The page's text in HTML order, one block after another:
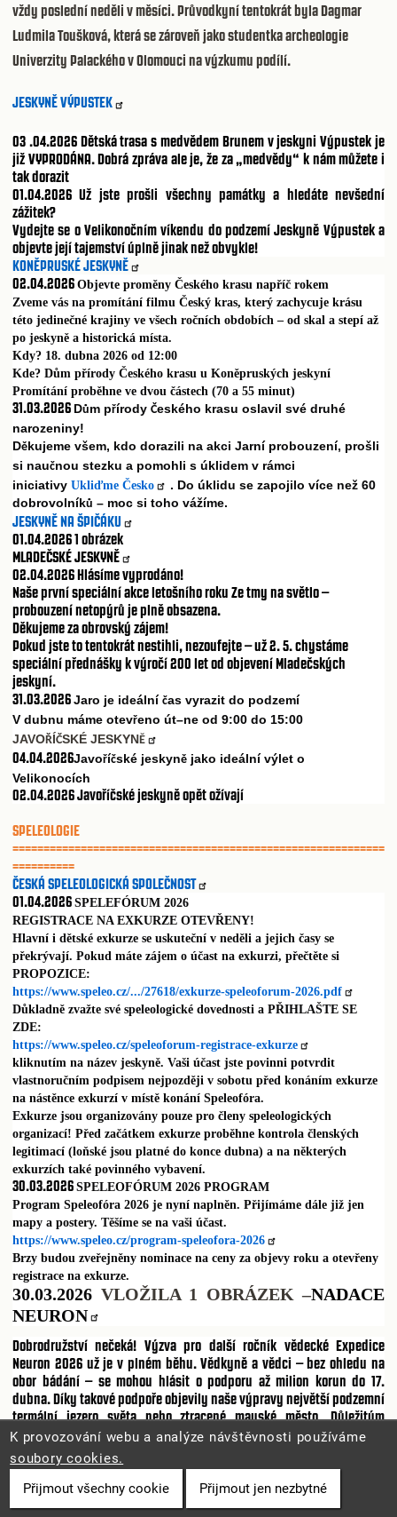
vždy poslední neděli v měsíci. Průvodkyní tentokrát byla Dagmar
Ludmila Toušková, která se zároveň jako studentka archeologie
Univerzity Palackého v Olomouci na výzkumu podílí.
JESKYNĚ VÝPUSTEK
03 .04.2026 Dětská trasa s medvědem Brunem v jeskyni Výpustek je
již VYPRODÁNA. Dobrá zpráva ale je, že za „medvědy“ k nám můžete i
tak dorazit
01.04.2026Už jste prošli všechny památky a hledáte nevšední
zážitek?
Vydejte se o Velikonočním víkendu do podzemí Jeskyně Výpustek a
objevte její tajemství úplně jinak než obvykle!
KONĚPRUSKÉ JESKYNĚ
02.04.2026 Objevte proměny Českého krasu napříč rokem
Zveme vás na promítání filmu Český kras, který zachycuje krásu
této jedinečné krajiny ve všech ročních obdobích – od skal a stepí až
po jeskyně a historická místa.
Kdy? 18. dubna 2026 od 12:00
Kde? Dům přírody Českého krasu u Koněpruských jeskyní
Promítání proběhne ve dvou částech (70 a 55 minut)
31.03.2026 Dům přírody Českého krasu oslavil své druhé
narozeniny!
Děkujeme všem, kdo dorazili na akci Jarní probouzení, prošli
si naučnou stezku a pomohli s úklidem v rámci
iniciativy Ukliďme Česko
. Do úklidu se zapojilo více než 60
dobrovolníků – moc si toho vážíme.
JESKYNĚ NA ŠPIČÁKU
01.04.20261 obrázek
MLADEČSKÉ JESKYNĚ
02.04.2026Hlásíme vyprodáno!
Naše první speciální akce letošního roku Ze tmy na světlo –
probouzení netopýrů je plně obsazena.
Děkujeme za obrovský zájem!
Pokud jste to tentokrát nestihli, nezoufejte – už 2. 5. chystáme
speciální přednášky k výročí 200 let od objevení Mladečských
jeskyní.
31.03.2026Jaro je ideální čas vyrazit do podzemí
V dubnu máme otevřeno út–ne od 9:00 do 15:00
JAVOŘÍČSKÉ JESKYNĚ
04.04.2026Javoříčské jeskyně jako ideální výlet o
Velikonocích
02.04.2026Javoříčské jeskyně opět ožívají
SPELEOLOGIE
============================================================
==========
ČESKÁ SPELEOLOGICKÁ SPOLEČNOST
01.04.2026 SPELEFÓRUM 2026
REGISTRACE NA EXKURZE OTEVŘENY!
Hlavní i dětské exkurze se uskuteční v neděli a jejich časy se
překrývají. Pokud máte zájem o účast na exkurzi, přečtěte si
PROPOZICE:
https://www.speleo.cz/.../27618/exkurze-speleoforum-2026.pdf
Důkladně zvažte své speleologické dovednosti a PŘIHLAŠTE SE
ZDE:
https://www.speleo.cz/speleoforum-registrace-exkurze
kliknutím na název jeskyně. Vaši účast jste povinni potvrdit
vlastnoručním podpisem nejpozději v sobotu před konáním exkurze
na nástěnce exkurzí v místě konání Speleofóra.
Exkurze jsou organizovány pouze pro členy speleologických
organizací! Před začátkem exkurze proběhne kontrola členských
legitimací (loňské jsou platné do konce dubna) a na některých
exkurzích také povinného vybavení.
30.03.2026 SPELEOFÓRUM 2026 PROGRAM
Program Speleofóra 2026 je nyní naplněn. Přijímáme dále již jen
mapy a postery. Těšíme se na vaši účast.
https://www.speleo.cz/program-speleofora-2026
Brzy budou zveřejněny nominace na ceny za objevy roku a otevřeny
registrace na exkurze.
30.03.2026 VLOŽILA 1 OBRÁZEK –NADACE
NEURON
Dobrodružství nečeká! Výzva pro další ročník vědecké Expedice
Neuron 2026 už je v plném běhu. Vědkyně a vědci – bez ohledu na
obor bádání – se mohou hlásit o podporu až milion korun do 17.
dubna. Díky takové podpoře objevily naše výpravy největší podzemní
termální jezero světa nebo ztracené mayské město. Důležitým
výstupem Expedic Neuron bývají nejen vědecké výsledky, ale i
atraktivní obrazový anebo filmový materiál. Proto je již tradičním
mediálním partnerem televizní stanice Prima Zoom. Více informací
najdete zde:https://zoom.iprima.cz/cestov.../expedice-neuron-
2026-506987
K provozování webu a analýze návštěvnosti používáme
soubory cookies.
Přijmout všechny cookie
Přijmout jen nezbytné